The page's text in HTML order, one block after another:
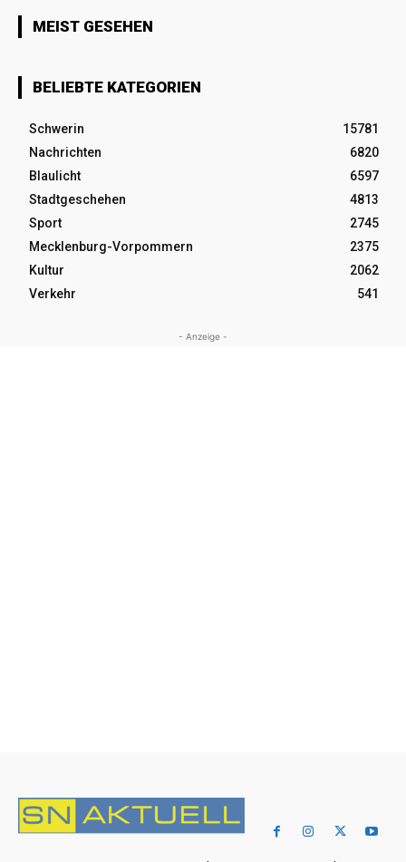
MEIST GESEHEN
BELIEBTE KATEGORIEN
Schwerin
15781
Nachrichten
6820
Blaulicht
6597
Stadtgeschehen
4813
Sport
2745
Mecklenburg-Vorpommern
2375
Kultur
2062
Verkehr
541
- Anzeige -